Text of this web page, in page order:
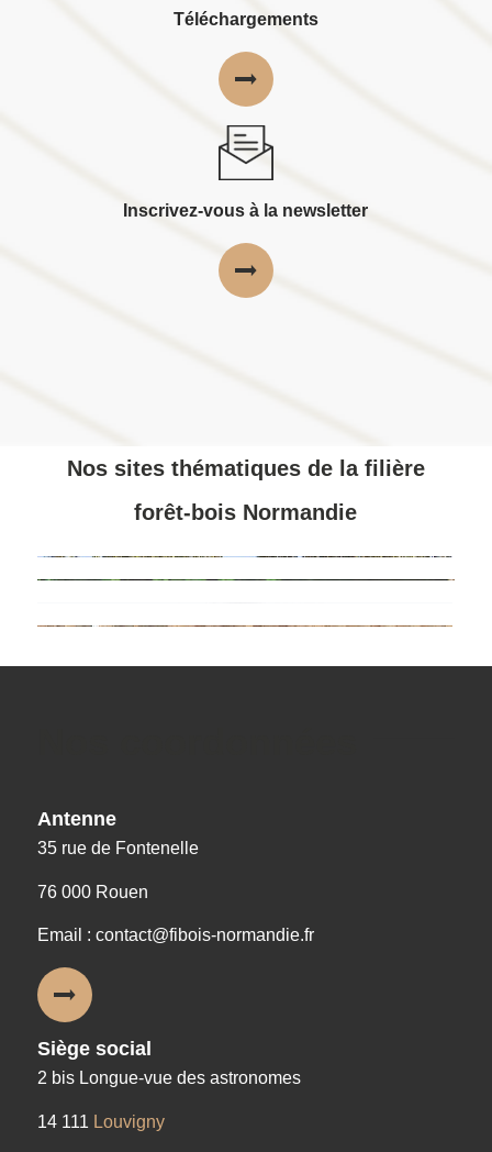
Téléchargements
Inscrivez-vous à la newsletter
Nos sites thématiques de la filière
forêt-bois Normandie
Antenne
35 rue de Fontenelle
76 000 Rouen
Email : contact@fibois-normandie.fr
Siège social
2 bis Longue-vue des astronomes
14 111 Louvigny